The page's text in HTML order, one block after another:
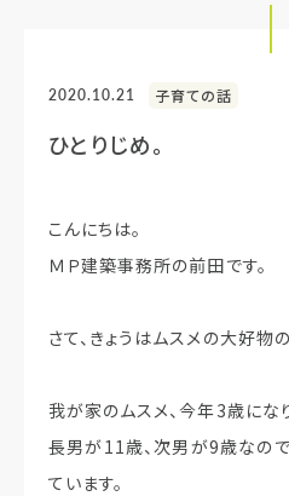
2020.10.21 子育ての話
ひとりじめ。
こんにちは。
ＭＰ建築事務所の前田です。
さて、きょうはムスメの大好物
我が家のムスメ、今年3歳にな
長男が11歳、次男が9歳なの
ています。